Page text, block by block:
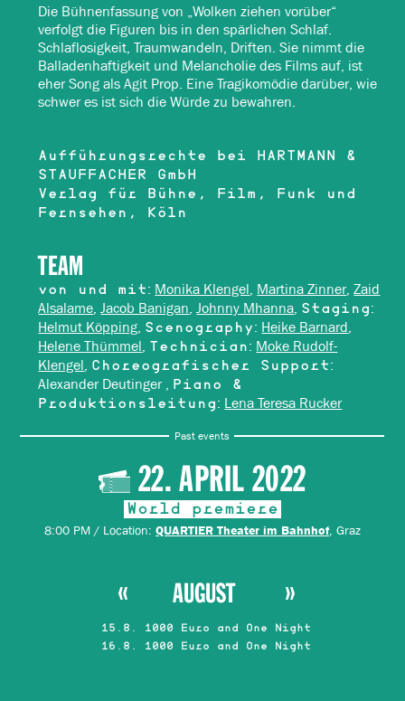
Die Bühnenfassung von „Wolken ziehen vorüber“
verfolgt die Figuren bis in den spärlichen Schlaf.
Schlaflosigkeit, Traumwandeln, Driften. Sie nimmt die
Balladenhaftigkeit und Melancholie des Films auf, ist
eher Song als Agit Prop. Eine Tragikomödie darüber, wie
schwer es ist sich die Würde zu bewahren.
Aufführungsrechte bei HARTMANN &
STAUFFACHER GmbH
Verlag für Bühne, Film, Funk und
Fernsehen, Köln
TEAM
von und mit: Monika Klengel, Martina Zinner,Zaid
Alsalame,Jacob Banigan,Johnny Mhanna, Staging:
Helmut Köpping, Scenography: Heike Barnard,
Helene Thümmel, Technician: Moke Rudolf-
Klengel, Choreografischer Support:
Alexander Deutinger , Piano &
Produktionsleitung: Lena Teresa Rucker
Past events
22. APRIL 2022
World premiere
8:00 PM / Location: QUARTIER Theater im Bahnhof, Graz
AUGUST
15.8. 1000 Euro and One Night
16.8. 1000 Euro and One Night